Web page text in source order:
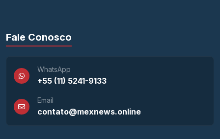
Fale Conosco
WhatsApp
+55 (11) 5241-9133
Email
contato@mexnews.online